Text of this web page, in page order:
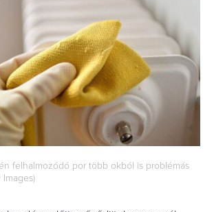
felhalmozódó por több okból is problémás
Images)